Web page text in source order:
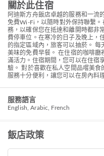
關於此住宿
阿迪斯方舟飯店卓越的服務和一流
免費Wi-Fi，以隨時對外保持聯繫
務，以確保您在抵達和離開時都非
費停車位。在寒冷的日子及晚上，
的指定區域內，旅客可以抽菸。
美味的免費早餐。 在住宿的咖啡
滿活力。住宿期間，您可以在住宿
驗。 對於喜歡在私人空間品嚐美
服務十分便利，讓您可以在房內料
服務語言
English, Arabic, French
飯店政策